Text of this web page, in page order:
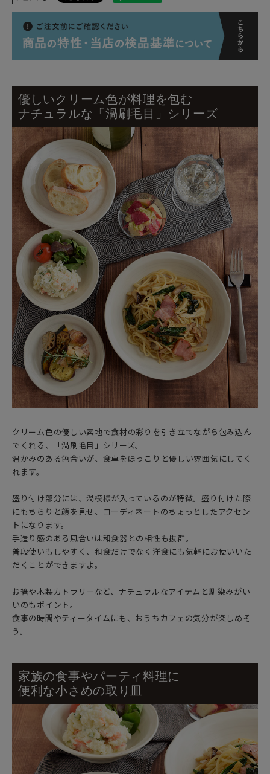
優しいクリーム色が料理を包む
ナチュラルな「渦刷毛目」シリーズ
クリーム色の優しい素地で食材の彩りを引き立てながら包み込ん
でくれる、「渦刷毛目」シリーズ。
温かみのある色合いが、食卓をほっこりと優しい雰囲気にしてく
れます。
盛り付け部分には、渦模様が入っているのが特徴。盛り付けた際
にもちらりと顔を見せ、コーディネートのちょっとしたアクセン
トになります。
手造り感のある風合いは和食器との相性も抜群。
普段使いもしやすく、和食だけでなく洋食にも気軽にお使いいた
だくことができますよ。
お箸や木製カトラリーなど、ナチュラルなアイテムと馴染みがい
いのもポイント。
食事の時間やティータイムにも、おうちカフェの気分が楽しめそ
う。
家族の食事やパーティ料理に
便利な小さめの取り皿